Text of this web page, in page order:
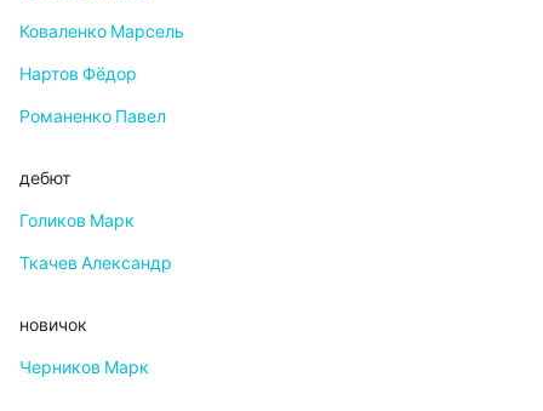
Коваленко Марсель
Нартов Фёдор
Романенко Павел
дебют
Голиков Марк
Ткачев Александр
новичок
Черников Марк